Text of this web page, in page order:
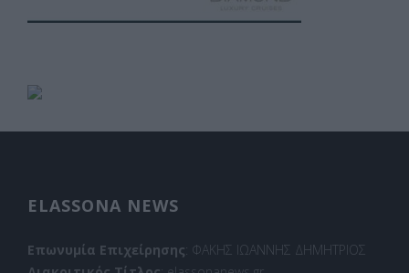
ELASSONA NEWS
Επωνυμία Επιχείρησης: ΦΑΚΗΣ ΙΩΑΝΝΗΣ ΔΗΜΗΤΡΙΟΣ